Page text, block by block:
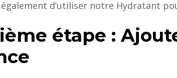
d’utiliser notre Hydratant
étape :